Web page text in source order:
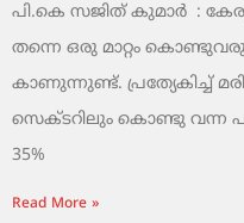
പി.കെ സജിത് കുമാര്‍ :
തന്നെ ഒരു മാറ്റം
കാണുന്നുണ്ട്. പ്രത്യേകിച്ച്
സെക്ടറിലും കൊണ്ടു വന്ന
35%
Read More »